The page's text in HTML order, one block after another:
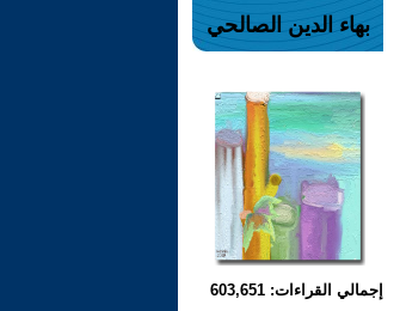
بهاء الدين الصالحي
إجمالي القراءات: 603,651